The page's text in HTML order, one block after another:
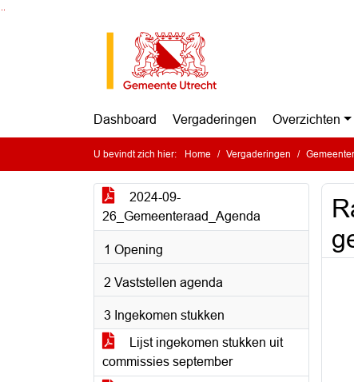
Dashboard Vergaderingen Overzichten
U bevindt zich hier: Home Vergaderingen
2024-09-
26_Gemeenteraad_Agenda
1 Opening
2 Vaststellen agenda
3 Ingekomen stukken
Lijst ingekomen stukken uit
commissies september